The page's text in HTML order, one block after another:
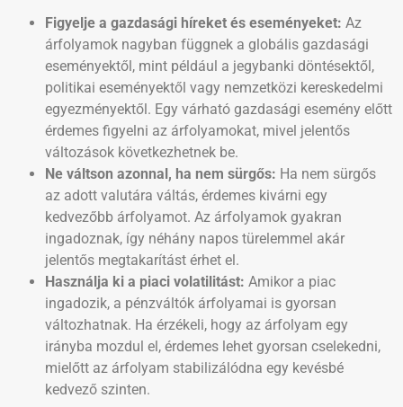
Figyelje a gazdasági híreket és eseményeket: Az
árfolyamok nagyban függnek a globális gazdasági
eseményektől, mint például a jegybanki döntésektől,
politikai eseményektől vagy nemzetközi kereskedelmi
egyezményektől. Egy várható gazdasági esemény előtt
érdemes figyelni az árfolyamokat, mivel jelentős
változások következhetnek be.
Ne váltson azonnal, ha nem sürgős: Ha nem sürgős
az adott valutára váltás, érdemes kivárni egy
kedvezőbb árfolyamot. Az árfolyamok gyakran
ingadoznak, így néhány napos türelemmel akár
jelentős megtakarítást érhet el.
Használja ki a piaci volatilitást: Amikor a piac
ingadozik, a pénzváltók árfolyamai is gyorsan
változhatnak. Ha érzékeli, hogy az árfolyam egy
irányba mozdul el, érdemes lehet gyorsan cselekedni,
mielőtt az árfolyam stabilizálódna egy kevésbé
kedvező szinten.